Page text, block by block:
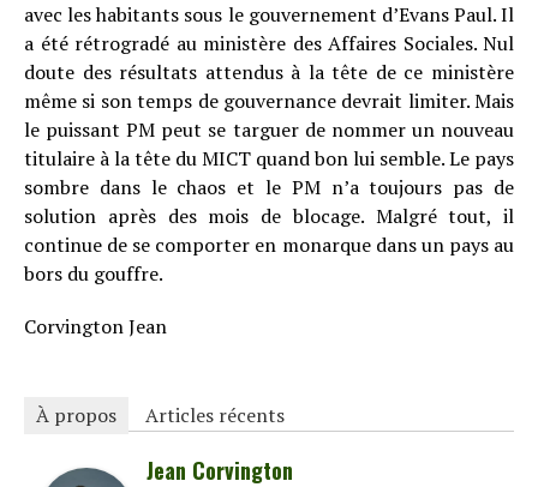
avec les habitants sous le gouvernement d’Evans Paul. Il
a été rétrogradé au ministère des Affaires Sociales. Nul
doute des résultats attendus à la tête de ce ministère
même si son temps de gouvernance devrait limiter. Mais
le puissant PM peut se targuer de nommer un nouveau
titulaire à la tête du MICT quand bon lui semble. Le pays
sombre dans le chaos et le PM n’a toujours pas de
solution après des mois de blocage. Malgré tout, il
continue de se comporter en monarque dans un pays au
bors du gouffre.
Corvington Jean
À propos Articles récents
Jean Corvington